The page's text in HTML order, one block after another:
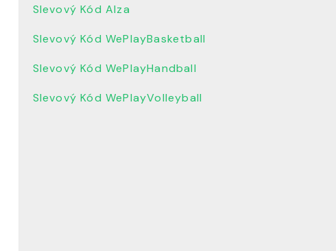
Slevový Kód Alza
Slevový Kód WePlayBasketball
Slevový Kód WePlayHandball
Slevový Kód WePlayVolleyball